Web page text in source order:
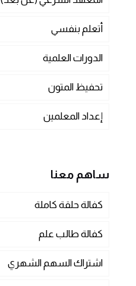
أتعلم بنفسي
الدورات العلمية
تحفيظ المتون
إعداد المعلمين
ساهم معنا
كفالة حلقة كاملة
كفالة طالب علم
اشتراك السهم الشهري